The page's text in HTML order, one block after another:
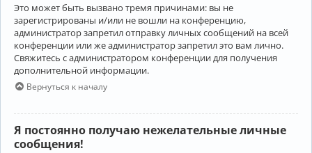
Это может быть вызвано тремя причинами: вы не
зарегистрированы и/или не вошли на конференцию,
администратор запретил отправку личных сообщений на всей
конференции или же администратор запретил это вам лично.
Свяжитесь с администратором конференции для получения
дополнительной информации.
Вернуться к началу
Я постоянно получаю нежелательные личные
сообщения!